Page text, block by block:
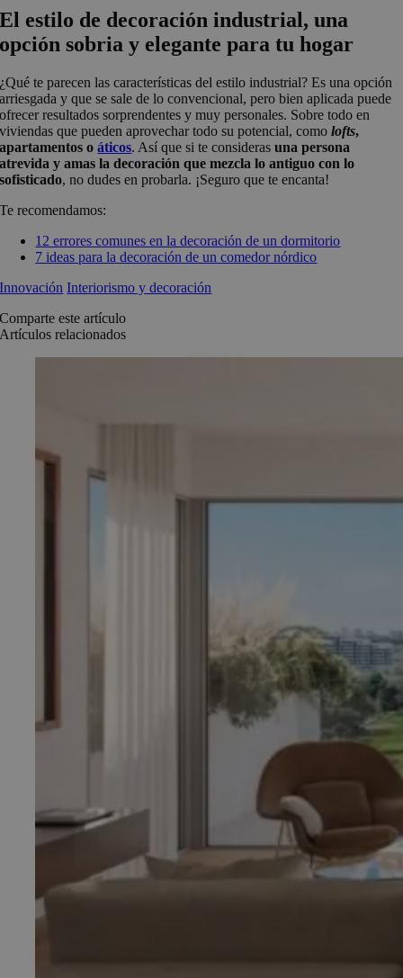
El estilo de decoración industrial, una
opción sobria y elegante para tu hogar
¿Qué te parecen las características del estilo industrial? Es una opción
arriesgada y que se sale de lo convencional, pero bien aplicada puede
ofrecer resultados sorprendentes y muy personales. Sobre todo en
viviendas que pueden aprovechar todo su potencial, comolofts,
apartamentos oáticos. Así que si te considerasuna persona
atrevida y amas la decoración que mezcla lo antiguo con lo
sofisticado, no dudes en probarla. ¡Seguro que te encanta!
Te recomendamos:
12 errores comunes en la decoración de un dormitorio
7 ideas para la decoración de un comedor nórdico
Innovación Interiorismo y decoración
Comparte este artículo
Artículos relacionados